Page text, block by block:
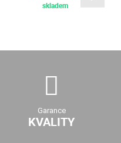
skladem
Garance
KVALITY